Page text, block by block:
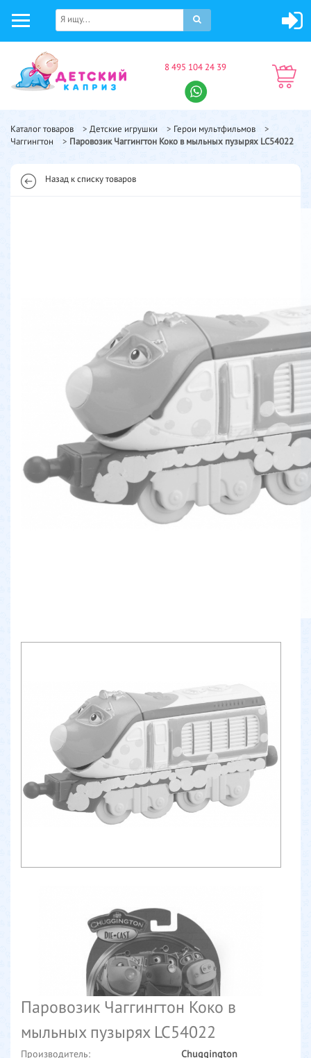
8 495 104 24 39
Каталог товаров > Детские игрушки > Герои мультфильмов
>
Чаггингтон
> Паровозик Чаггингтон Коко в мыльных пузырях LC54022
Назад к списку товаров
Паровозик Чаггингтон Коко в
мыльных пузырях LC54022
Производитель:
Chuggington